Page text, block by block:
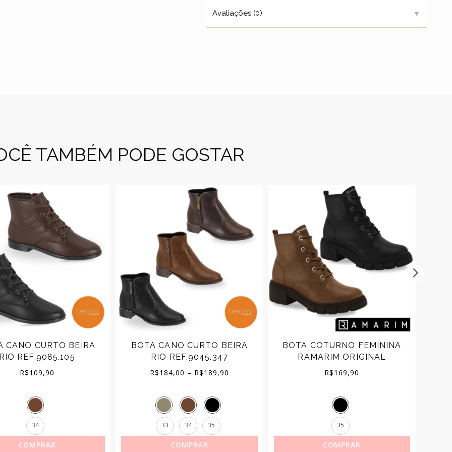
Avaliações (0) ▼
TAMBÉM PODE GOSTAR
CANO CURTO BEIRA
REF.9085.105
R$109,90
34
COMPRAR
BOTA CANO CURTO BEIRA
RIO REF.9045.347
R$184,00 – R$189,90
33 34 35
COMPRAR
BOTA COTURNO FEMININA
RAMARIM ORIGINAL
R$169,90
35
COMPRAR